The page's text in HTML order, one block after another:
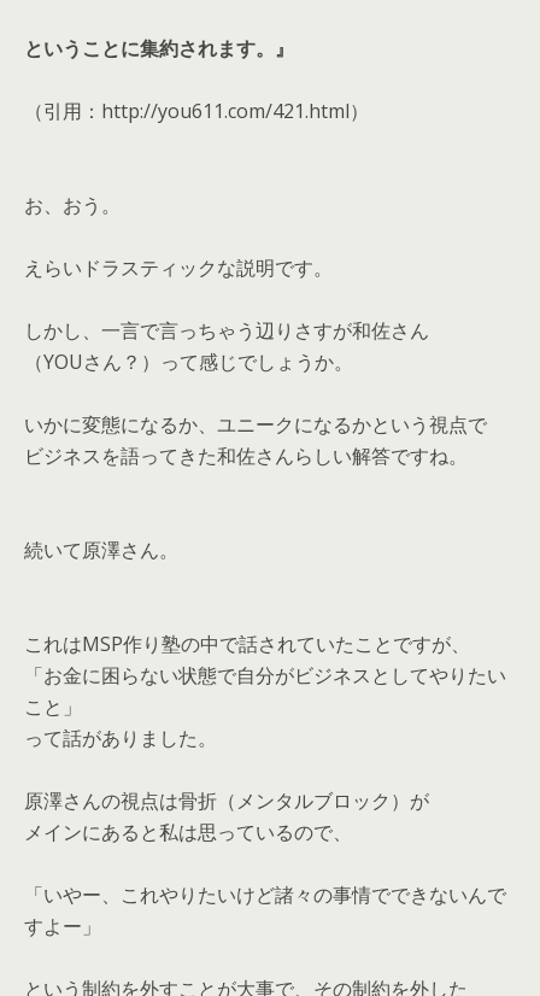
ということに集約されます。』
（引用：http://you611.com/421.html）
お、おう。
えらいドラスティックな説明です。
しかし、一言で言っちゃう辺りさすが和佐さん
（YOUさん？）って感じでしょうか。
いかに変態になるか、ユニークになるかという視点で
ビジネスを語ってきた和佐さんらしい解答ですね。
続いて原澤さん。
これはMSP作り塾の中で話されていたことですが、
「お金に困らない状態で自分がビジネスとしてやりたい
こと」
って話がありました。
原澤さんの視点は骨折（メンタルブロック）が
メインにあると私は思っているので、
「いやー、これやりたいけど諸々の事情でできないんで
すよー」
という制約を外すことが大事で、その制約を外した